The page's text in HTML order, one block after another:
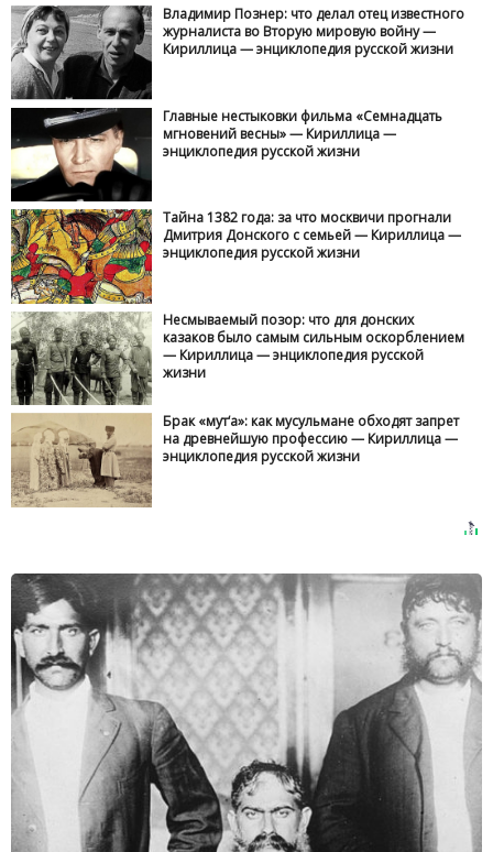
Владимир Познер: что делал отец известного
журналиста во Вторую мировую войну —
Кириллица — энциклопедия русской жизни
Главные нестыковки фильма «Семнадцать
мгновений весны» — Кириллица —
энциклопедия русской жизни
Тайна 1382 года: за что москвичи прогнали
Дмитрия Донского с семьей — Кириллица —
энциклопедия русской жизни
Несмываемый позор: что для донских
казаков было самым сильным оскорблением
— Кириллица — энциклопедия русской
жизни
Брак «мут‘а»: как мусульмане обходят запрет
на древнейшую профессию — Кириллица —
энциклопедия русской жизни